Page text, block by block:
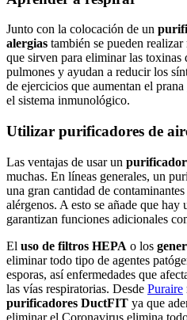
Junto con la colocación de un
alergias también se pueden
que sirven para eliminar las toxinas
pulmones y ayudan a reducir los
de ejercicios que aumentan el
el sistema inmunológico.
Utilizar purificadores de
Las ventajas de usar un
muchas. En líneas generales, un
una gran cantidad de
alérgenos. A esto se añade que
garantizan funciones adicionales
El uso de filtros HEPA o los
eliminar todo tipo de agentes
esporas, así enfermedades que
las vías respiratorias. Desde Puraire
purificadores DuctFIT ya que
eliminar el Coronavirus elimina